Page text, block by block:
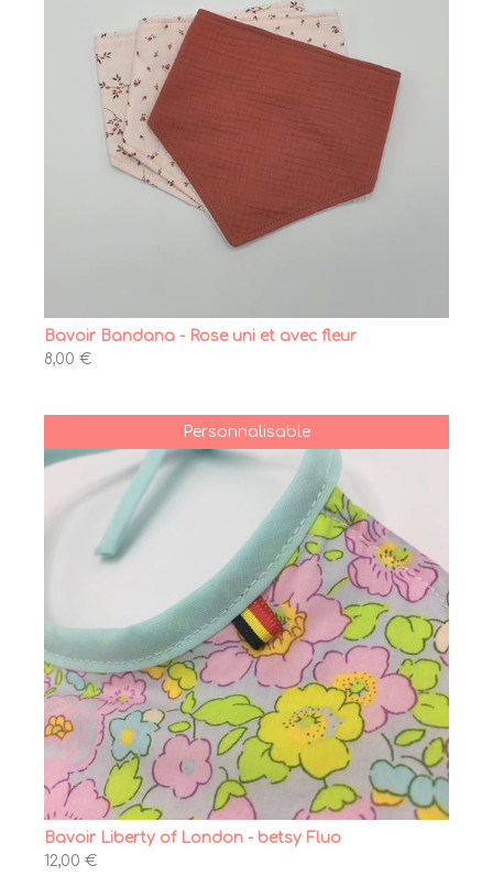
Bavoir Bandana - Rose uni et avec fleur
8,00 €
Personnalisable
Bavoir Liberty of London - betsy Fluo
12,00 €